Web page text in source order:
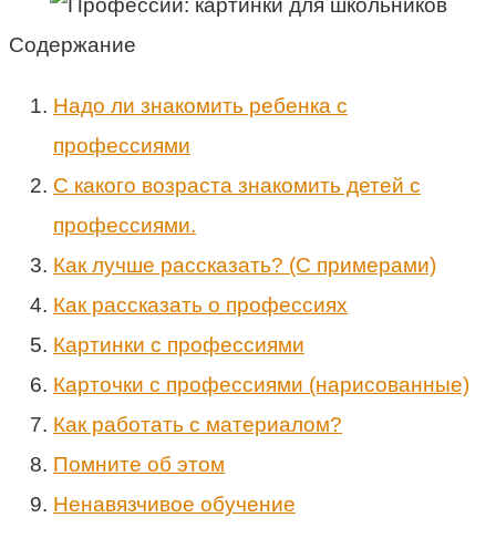
Содержание
Надо ли знакомить ребенка с
профессиями
С какого возраста знакомить детей с
профессиями.
Как лучше рассказать? (С примерами)
Как рассказать о профессиях
Картинки с профессиями
Карточки с профессиями (нарисованные)
Как работать с материалом?
Помните об этом
Ненавязчивое обучение